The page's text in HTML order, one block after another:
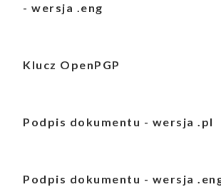
- wersja .eng
Klucz OpenPGP
Podpis dokumentu - wersja .pl
Podpis dokumentu - wersja